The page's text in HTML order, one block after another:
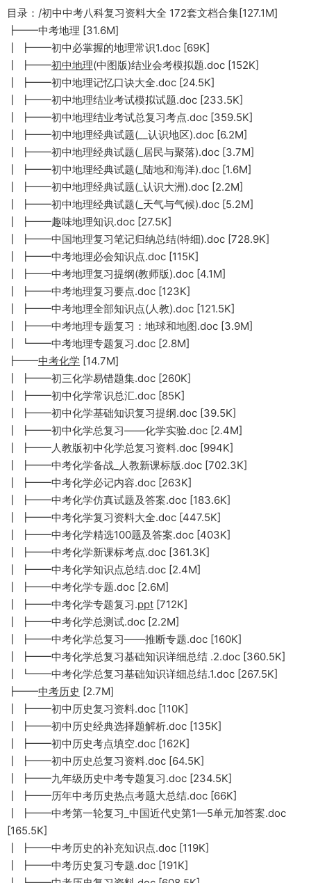
目录：/初中中考八科复习资料大全 172套文档合集[127.1M]
┣━━中考地理 [31.6M]
┃ ┣━━初中必掌握的地理常识1.doc [69K]
┃ ┣━━初中地理(中图版)结业会考模拟题.doc [152K]
┃ ┣━━初中地理记忆口诀大全.doc [24.5K]
┃ ┣━━初中地理结业考试模拟试题.doc [233.5K]
┃ ┣━━初中地理结业考试总复习考点.doc [359.5K]
┃ ┣━━初中地理经典试题(__认识地区).doc [6.2M]
┃ ┣━━初中地理经典试题(_居民与聚落).doc [3.7M]
┃ ┣━━初中地理经典试题(_陆地和海洋).doc [1.6M]
┃ ┣━━初中地理经典试题(_认识大洲).doc [2.2M]
┃ ┣━━初中地理经典试题(_天气与气候).doc [5.2M]
┃ ┣━━趣味地理知识.doc [27.5K]
┃ ┣━━中国地理复习笔记归纳总结(特细).doc [728.9K]
┃ ┣━━中考地理必会知识点.doc [115K]
┃ ┣━━中考地理复习提纲(教师版).doc [4.1M]
┃ ┣━━中考地理复习要点.doc [123K]
┃ ┣━━中考地理全部知识点(人教).doc [121.5K]
┃ ┣━━中考地理专题复习：地球和地图.doc [3.9M]
┃ ┗━━中考地理专题复习.doc [2.8M]
┣━━中考化学 [14.7M]
┃ ┣━━初三化学易错题集.doc [260K]
┃ ┣━━初中化学常识总汇.doc [85K]
┃ ┣━━初中化学基础知识复习提纲.doc [39.5K]
┃ ┣━━初中化学总复习——化学实验.doc [2.4M]
┃ ┣━━人教版初中化学总复习资料.doc [994K]
┃ ┣━━中考化学备战_人教新课标版.doc [702.3K]
┃ ┣━━中考化学必记内容.doc [263K]
┃ ┣━━中考化学仿真试题及答案.doc [183.6K]
┃ ┣━━中考化学复习资料大全.doc [447.5K]
┃ ┣━━中考化学精选100题及答案.doc [403K]
┃ ┣━━中考化学新课标考点.doc [361.3K]
┃ ┣━━中考化学知识点总结.doc [2.4M]
┃ ┣━━中考化学专题.doc [2.6M]
┃ ┣━━中考化学专题复习.ppt [712K]
┃ ┣━━中考化学总测试.doc [2.2M]
┃ ┣━━中考化学总复习——推断专题.doc [160K]
┃ ┣━━中考化学总复习基础知识详细总结 .2.doc [360.5K]
┃ ┗━━中考化学总复习基础知识详细总结.1.doc [267.5K]
┣━━中考历史 [2.7M]
┃ ┣━━初中历史复习资料.doc [110K]
┃ ┣━━初中历史经典选择题解析.doc [135K]
┃ ┣━━初中历史考点填空.doc [162K]
┃ ┣━━初中历史总复习资料.doc [64.5K]
┃ ┣━━九年级历史中考专题复习.doc [234.5K]
┃ ┣━━历年中考历史热点考题大总结.doc [66K]
┃ ┣━━中考第一轮复习_中国近代史第1—5单元加答案.doc
[165.5K]
┃ ┣━━中考历史的补充知识点.doc [119K]
┃ ┣━━中考历史复习专题.doc [191K]